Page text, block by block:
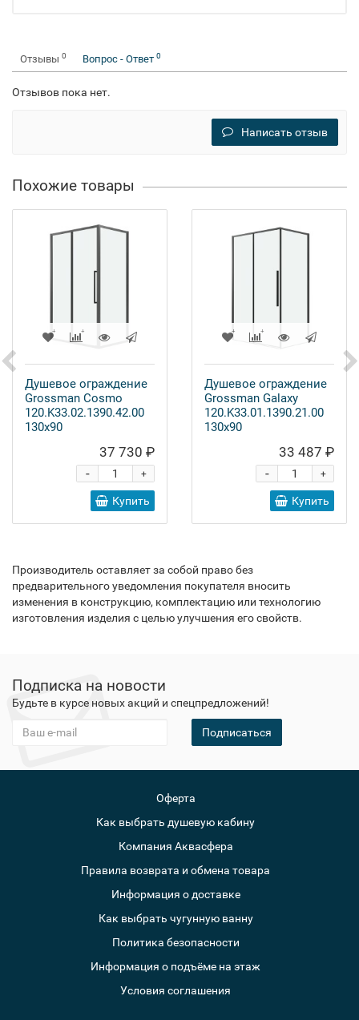
Отзывы 0 Вопрос - Ответ 0
Отзывов пока нет.
Написать отзыв
Похожие товары
Душевое ограждение
Grossman Cosmo
120.K33.02.1390.42.00
130x90
37 730 ₽
+
-
Купить
Душевое ограждение
Grossman Galaxy
120.K33.01.1390.21.00
130x90
33 487 ₽
+
-
Купить
Производитель оставляет за собой право без
предварительного уведомления покупателя вносить
изменения в конструкцию, комплектацию или технологию
изготовления изделия с целью улучшения его свойств.
Подписка на новости
Будьте в курсе новых акций и спецпредложений!
Подписаться
Оферта
Как выбрать душевую кабину
Компания Аквасфера
Правила возврата и обмена товара
Информация о доставке
Как выбрать чугунную ванну
Политика безопасности
Информация о подъёме на этаж
Условия соглашения